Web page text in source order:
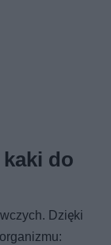
kaki do
Dzięki